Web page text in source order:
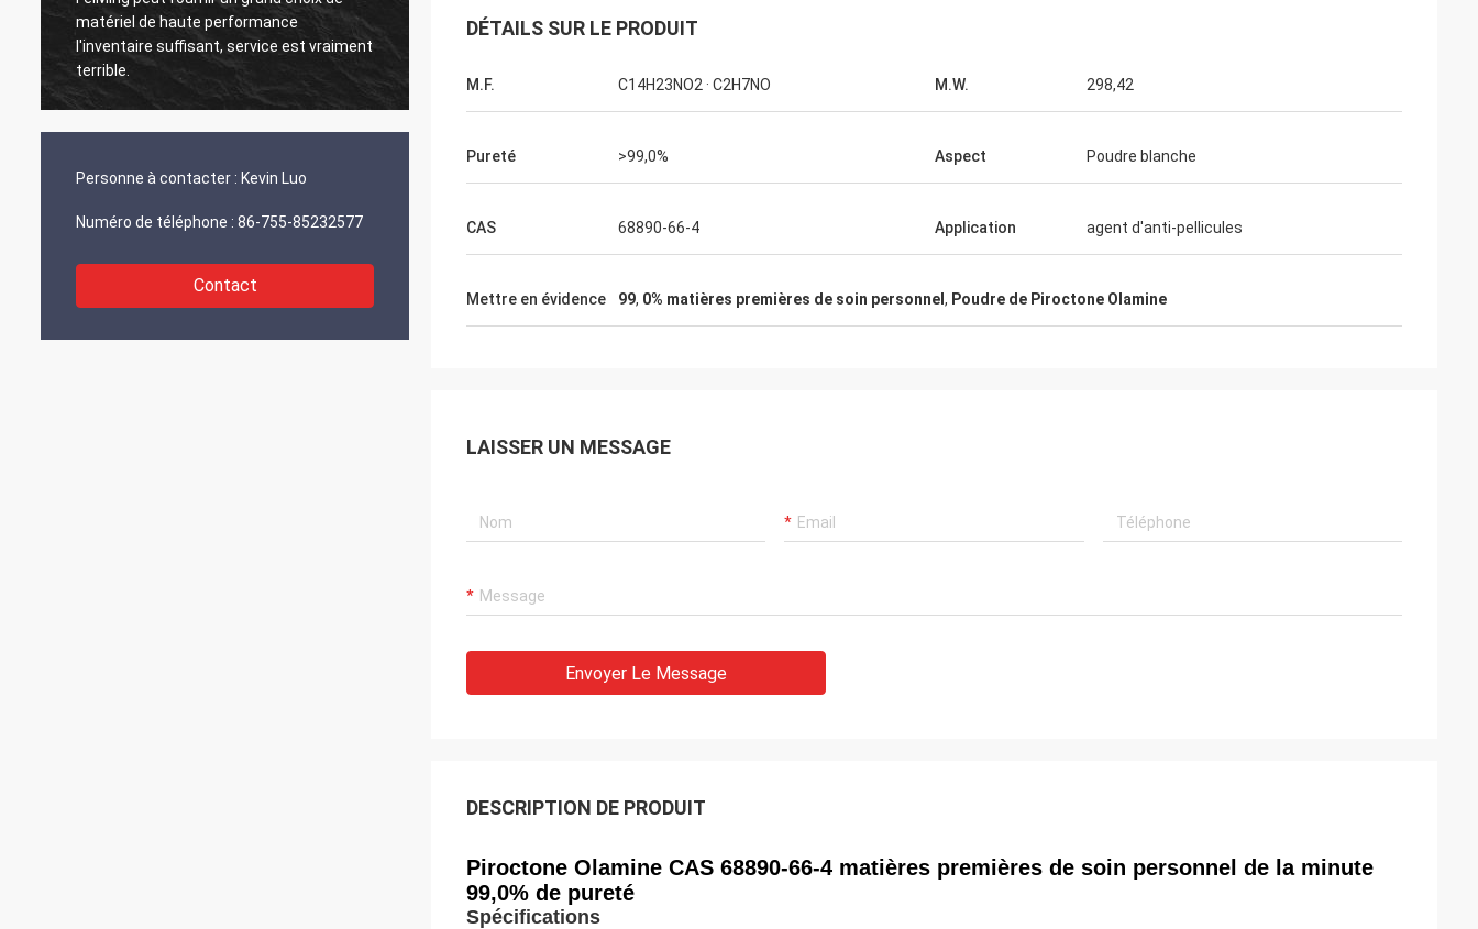
matériel de haute performance
l'inventaire suffisant, service est vraiment
terrible.
Quand j'aurai des nouvelles, je les
Personne à contacter : Kevin Luo
Numéro de téléphone : 86-755-85232577
Contact
DÉTAILS SUR LE PRODUIT
M.F. C14H23NO2 · C2H7NO M.W. 298,42
Pureté >99,0% Aspect Poudre blanche
CAS 68890-66-4 Application agent d'anti-pellicules
Mettre en évidence 99, 0% matières premières de soin personnel , Poudre de Piroctone Olamine
LAISSER UN MESSAGE
Envoyer Le Message
DESCRIPTION DE PRODUIT
Piroctone Olamine CAS 68890-66-4 matières premières de soin personnel de la minute
99,0% de pureté
Spécifications